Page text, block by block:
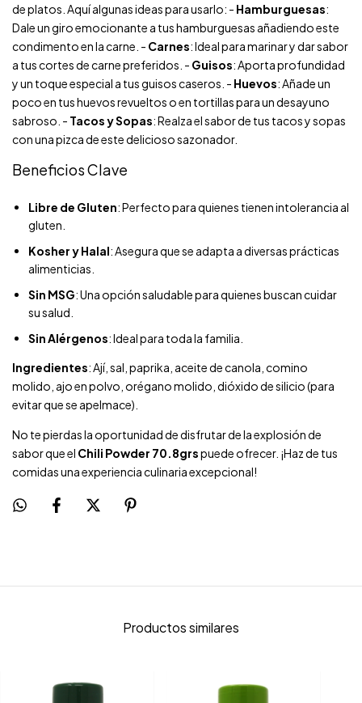
de platos. Aquí algunas ideas para usarlo: - Hamburguesas:
Dale un giro emocionante a tus hamburguesas añadiendo este
condimento en la carne. - Carnes: Ideal para marinar y dar sabor
a tus cortes de carne preferidos. - Guisos: Aporta profundidad
y un toque especial a tus guisos caseros. - Huevos: Añade un
poco en tus huevos revueltos o en tortillas para un desayuno
sabroso. - Tacos y Sopas: Realza el sabor de tus tacos y sopas
con una pizca de este delicioso sazonador.
Beneficios Clave
Libre de Gluten: Perfecto para quienes tienen intolerancia al
gluten.
Kosher y Halal: Asegura que se adapta a diversas prácticas
alimenticias.
Sin MSG: Una opción saludable para quienes buscan cuidar
su salud.
Sin Alérgenos: Ideal para toda la familia.
Ingredientes: Ají, sal, paprika, aceite de canola, comino
molido, ajo en polvo, orégano molido, dióxido de silicio (para
evitar que se apelmace).
No te pierdas la oportunidad de disfrutar de la explosión de
sabor que el Chili Powder 70.8grspuede ofrecer. ¡Haz de tus
comidas una experiencia culinaria excepcional!
Productos similares